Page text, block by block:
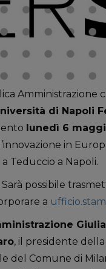
Amministrazione
di Napoli
lunedì 6
in
Teduccio a Napoli.
Sarà possibile
a
, il presidente
del Comune di